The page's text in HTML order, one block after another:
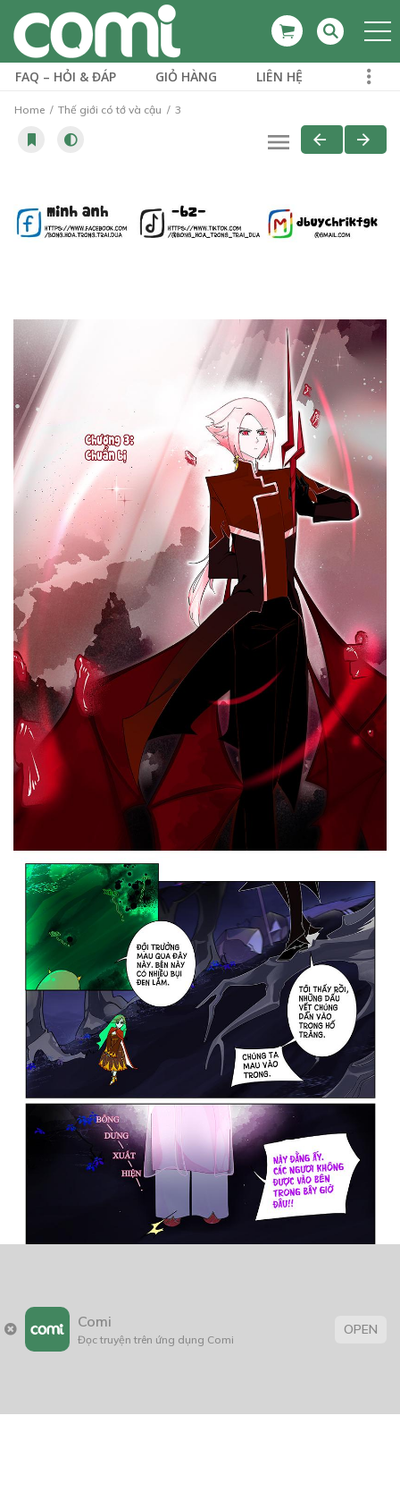
FAQ – HỎI & ĐÁP GIỎ HÀNG LIÊN HỆ
Home Thế giới có tớ và cậu 3
Comi
Đọc truyện trên ứng dụng Comi
OPEN